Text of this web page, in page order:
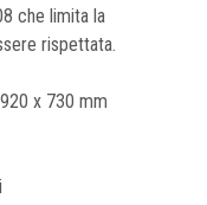
che limita la
rispettata.
x 730 mm